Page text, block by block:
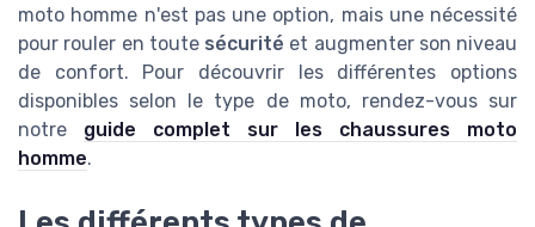
moto homme n'est pas une option, mais une nécessité
pour rouler en toute sécurité et augmenter son niveau
de confort. Pour découvrir les différentes options
disponibles selon le type de moto, rendez-vous sur
notre guide complet sur les chaussures moto
homme.